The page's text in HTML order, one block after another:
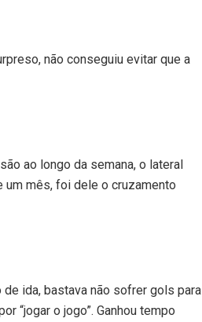
não conseguiu evitar que a
ao longo da semana, o lateral
um mês, foi dele o cruzamento
ida, bastava não sofrer gols para
“jogar o jogo”. Ganhou tempo